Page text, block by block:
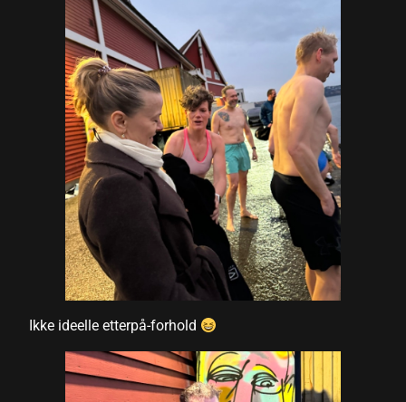
Ikke ideelle etterpå-forhold